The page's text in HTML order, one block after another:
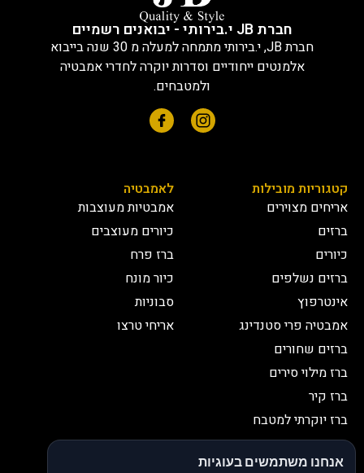
חברת JB י.בירותי - יבואנים רשמיים
חברת JB, י.בירותי מתמחה למעלה מ 30 שנה בייבוא
אלמנטים ייחודיים וסדרות יוקרה לחדרי אמבטיה
ולמטבחים.
קטגוריות מובילות
אריחים מצוירים
ברזים
כיורים
ברזים נשלפים
אינטרפוץ
אמבטיה פרי סטנדינג
ברזים שחורים
ברז מילוי סירים
ברז קיר
ברז יוקרתי למטבח
לאמבטיה
אמבטיות מעוצבות
כיורים מעוצבים
ברז פרח
כיור מונח
סבוניות
אריחי טרצו
יצירת קשר
אנחנו משתמשים בעוגיות